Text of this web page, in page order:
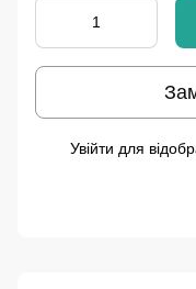
Увійти для